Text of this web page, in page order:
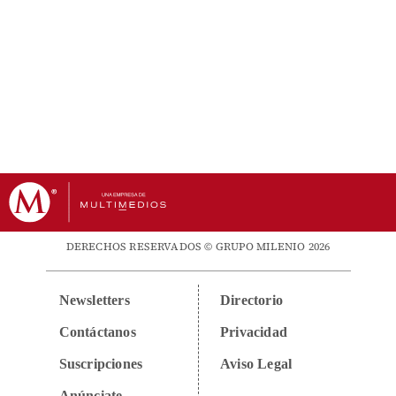
DERECHOS RESERVADOS © GRUPO MILENIO 2026
Newsletters
Contáctanos
Suscripciones
Directorio
Privacidad
Aviso Legal